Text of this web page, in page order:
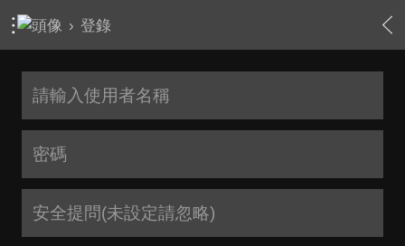
› 登錄
安全提問(未設定請忽略)